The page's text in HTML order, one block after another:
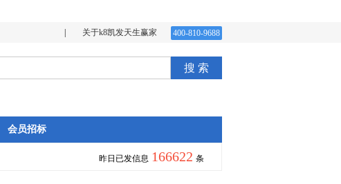
关于k8凯发天生赢家 400-810-9688
搜 索
会员招标
昨日已发信息 166622 条